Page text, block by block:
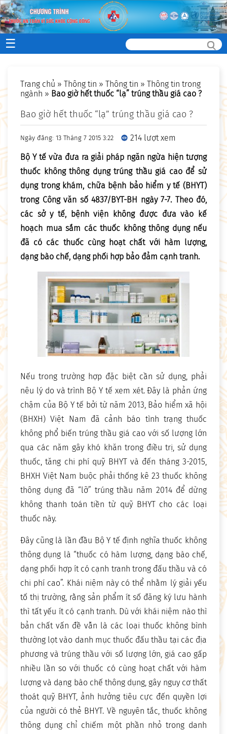
☰
Trang chủ » Thông tin » Thông tin » Thông tin trong
ngành » Bao giờ hết thuốc “lạ” trúng thầu giá cao ?
Bao giờ hết thuốc “lạ” trúng thầu giá cao ?
Ngày đăng: 13 Tháng 7 2015 3:22
214 lượt xem
Bộ Y tế vừa đưa ra giải pháp ngăn ngừa hiện tượng
thuốc không thông dụng trúng thầu giá cao để sử
dụng trong khám, chữa bệnh bảo hiểm y tế (BHYT)
trong Công văn số 4837/BYT-BH ngày 7-7. Theo đó,
các sở y tế, bệnh viện không được đưa vào kế
hoạch mua sắm các thuốc không thông dụng nếu
đã có các thuốc cùng hoạt chất với hàm lượng,
dạng bào chế, dạng phối hợp bảo đảm cạnh tranh.
Nếu trong trường hợp đặc biệt cần sử dụng, phải
nêu lý do và trình Bộ Y tế xem xét. Đây là phản ứng
chậm của Bộ Y tế bởi từ năm 2013, Bảo hiểm xã hội
(BHXH) Việt Nam đã cảnh báo tình trạng thuốc
không phổ biến trúng thầu giá cao với số lượng lớn
qua các năm gây khó khăn trong điều trị, sử dụng
thuốc, tăng chi phí quỹ BHYT và đến tháng 3-2015,
BHXH Việt Nam buộc phải thống kê 23 thuốc không
thông dụng đã “lỡ” trúng thầu năm 2014 để dừng
không thanh toán tiền từ quỹ BHYT cho các loại
thuốc này.
Đây cũng là lần đầu Bộ Y tế định nghĩa thuốc không
thông dụng là “thuốc có hàm lượng, dạng bào chế,
dạng phối hợp ít có cạnh tranh trong đấu thầu và có
chi phí cao”. Khái niệm này có thể nhằm lý giải yếu
tố thị trường, rằng sản phẩm ít số đăng ký lưu hành
thì tất yếu ít có cạnh tranh. Dù với khái niệm nào thì
bản chất vấn đề vẫn là các loại thuốc không bình
thường lọt vào danh mục thuốc đấu thầu tại các địa
phương và trúng thầu với số lượng lớn, giá cao gấp
nhiều lần so với thuốc có cùng hoạt chất với hàm
lượng và dạng bào chế thông dụng, gây nguy cơ thất
thoát quỹ BHYT, ảnh hưởng tiêu cực đến quyền lợi
của người có thẻ BHYT. Về nguyên tắc, thuốc không
thông dụng chỉ chiếm một phần nhỏ trong danh